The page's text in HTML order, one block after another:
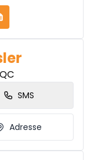
SMS
Adresse